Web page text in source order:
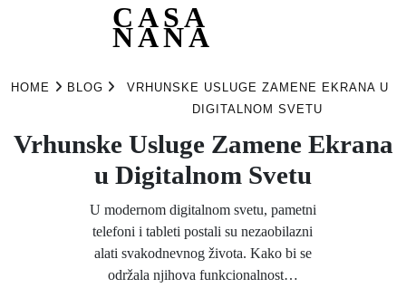
CASA
NANA
HOME BLOG
VRHUNSKE USLUGE ZAMENE EKRANA U
DIGITALNOM SVETU
Vrhunske Usluge Zamene Ekrana
u Digitalnom Svetu
U modernom digitalnom svetu, pametni
telefoni i tableti postali su nezaobilazni
alati svakodnevnog života. Kako bi se
održala njihova funkcionalnost…